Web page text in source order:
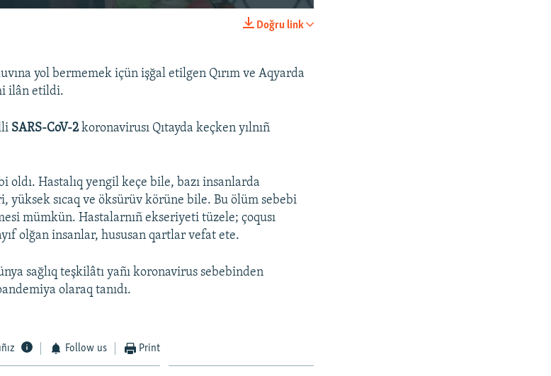
SHARE
270p
Doğru link
yol bermemek içün işğal etilgen Qırım ve Aqyarda
ilân etildi.
SARS-CoV-2koronavirusı Qıtayda keçken yılnıñ
oldı. Hastalıq yengil keçe bile, bazı insanlarda
yüksek sıcaq ve öksürüv körüne bile. Bu ölüm sebebi
mümkün. Hastalarnıñ ekseriyeti tüzele; çoqusı
olğan insanlar, hususan qartlar vefat ete.
sağlıq teşkilâtı yañı koronavirus sebebinden
olaraq tanıdı.
Follow us Print